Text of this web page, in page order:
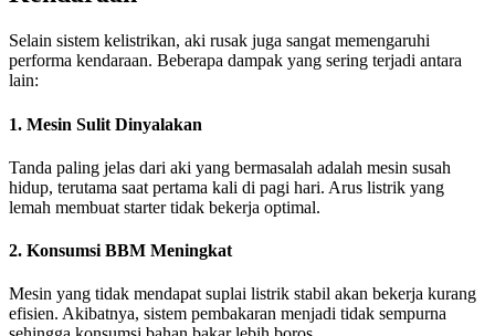
Selain sistem kelistrikan, aki rusak juga sangat memengaruhi
performa kendaraan. Beberapa dampak yang sering terjadi antara
lain:
1. Mesin Sulit Dinyalakan
Tanda paling jelas dari aki yang bermasalah adalah mesin susah
hidup, terutama saat pertama kali di pagi hari. Arus listrik yang
lemah membuat starter tidak bekerja optimal.
2. Konsumsi BBM Meningkat
Mesin yang tidak mendapat suplai listrik stabil akan bekerja kurang
efisien. Akibatnya, sistem pembakaran menjadi tidak sempurna